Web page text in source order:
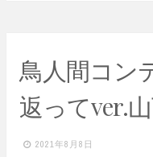
鳥人間コン
返ってver.
2021年8月8日